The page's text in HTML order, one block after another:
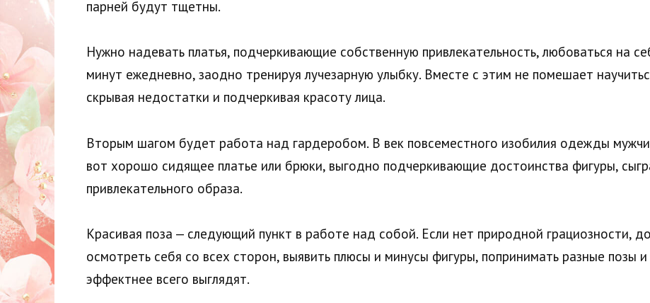
парней будут тщетны.
Нужно надевать платья, подчеркивающие собственную привлекательность, любоваться на
минут ежедневно, заодно тренируя лучезарную улыбку. Вместе с этим не помешает
скрывая недостатки и подчеркивая красоту лица.
Вторым шагом будет работа над гардеробом. В век повсеместного изобилия одежды
вот хорошо сидящее платье или брюки, выгодно подчеркивающие достоинства фигуры,
привлекательного образа.
Красивая поза — следующий пункт в работе над собой. Если нет природной грациозности,
осмотреть себя со всех сторон, выявить плюсы и минусы фигуры, попринимать разные позы
эффектнее всего выглядят.